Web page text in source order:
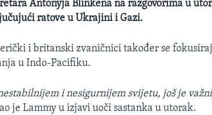
Antonyja Blinkena na razgovorima u
ratove u Ukrajini i Gazi.
i britanski zvaničnici također se
u Indo-Pacifiku.
i nesigurnijem svijetu, još je
je Lammy u izjavi uoči sastanka u utorak.